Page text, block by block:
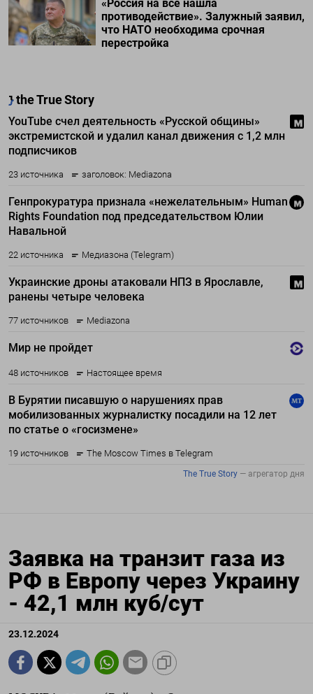
«Россия на все нашла
противодействие». Залужный заявил,
что НАТО необходима срочная
перестройка
Заявка на транзит газа из
РФ в Европу через Украину
- 42,1 млн куб/сут
23.12.2024